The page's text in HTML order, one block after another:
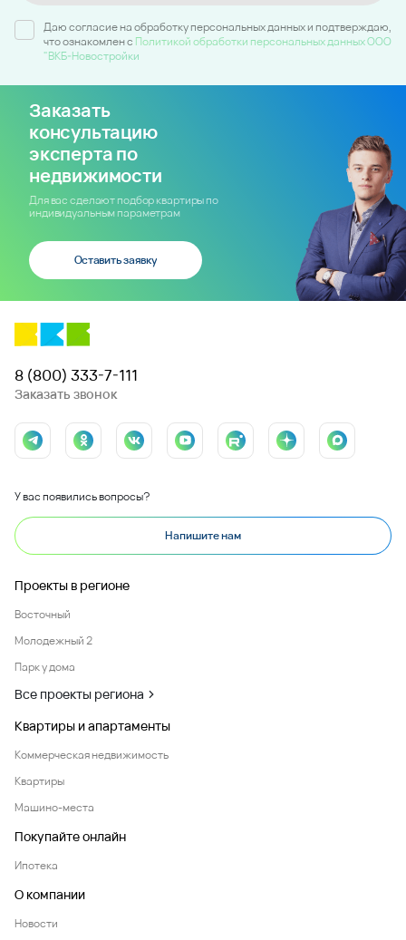
Даю согласие на обработку персональных данных и подтверждаю,
что ознакомлен c Политикой обработки персональных данных ООО
"ВКБ-Новостройки
Заказать
консультацию
эксперта по
недвижимости
Для вас сделают подбор квартиры по
индивидуальным параметрам
Оставить заявку
8 (800) 333-7-111
Заказать звонок
У вас появились вопросы?
Напишите нам
Проекты в регионе
Восточный
Молодежный 2
Парк у дома
Все проекты региона
Квартиры и апартаменты
Коммерческая недвижимость
Квартиры
Машино-места
Покупайте онлайн
Ипотека
О компании
Новости